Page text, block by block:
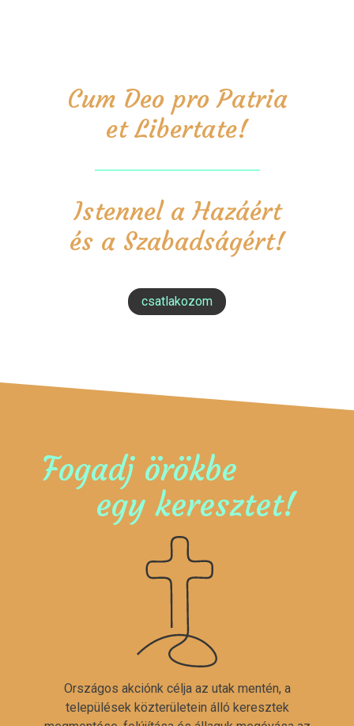
Cum Deo pro Patria
et Libertate!
Istennel a Hazáért
és a Szabadságért!
csatlakozom
Fogadj örökbe
egy keresztet!
Országos akciónk célja az utak mentén, a
települések közterületein álló keresztek